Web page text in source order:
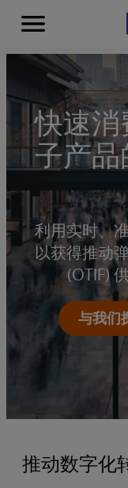
Skip to content
Menu
快速
子产
利用实时、
以获得推动
(OTIF)
与我们
推动数字化